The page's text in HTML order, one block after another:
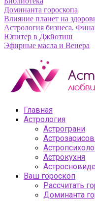
Доминанта гороскопа
Влияние планет на
Астрология бизнеса.
Юпитер в Джйотиш
Эфирные масла и Венера
Главная
Астрология
Астрограни
Астрокухня
Ваш гороскоп
Рассчитать
Доминанта